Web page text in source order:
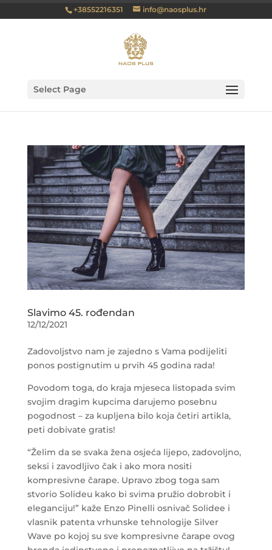
+38552216351 info@naosplus.hr
Select Page
Slavimo 45. rođendan
12/12/2021
Zadovoljstvo nam je zajedno s Vama podijeliti
ponos postignutim u prvih 45 godina rada!
Povodom toga, do kraja mjeseca listopada svim
svojim dragim kupcima darujemo posebnu
pogodnost – za kupljena bilo koja četiri artikla,
peti dobivate gratis!
“Želim da se svaka žena osjeća lijepo, zadovoljno,
seksi i zavodljivo čak i ako mora nositi
kompresivne čarape. Upravo zbog toga sam
stvorio Solideu kako bi svima pružio dobrobit i
eleganciju!” kaže Enzo Pinelli osnivač Solidee i
vlasnik patenta vrhunske tehnologije Silver
Wave po kojoj su sve kompresivne čarape ovog